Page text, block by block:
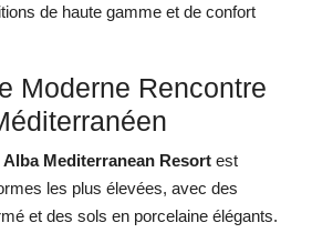
de haute gamme et de confort
Moderne Rencontre
Alba Mediterranean Resort est
les plus élevées, avec des
et des sols en porcelaine élégants.